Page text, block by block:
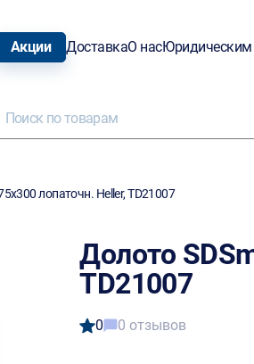
Акции ДоставкаО нас
лопаточн. Heller, TD21007
Долото
TD21007
0 0 отзывов